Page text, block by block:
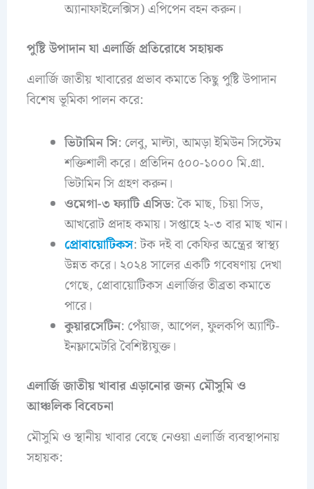
অ্যানাফাইলেক্সিস) এপিপেন বহন করুন।
পুষ্টি উপাদান যা এলার্জি প্রতিরোধে সহায়ক
এলার্জি জাতীয় খাবারের প্রভাব কমাতে কিছু পুষ্টি উপাদান
বিশেষ ভূমিকা পালন করে:
ভিটামিন সি: লেবু, মাল্টা, আমড়া ইমিউন সিস্টেম
শক্তিশালী করে। প্রতিদিন ৫০০-১০০০ মি.গ্রা.
ভিটামিন সি গ্রহণ করুন।
ওমেগা-৩ ফ্যাটি এসিড: কৈ মাছ, চিয়া সিড,
আখরোট প্রদাহ কমায়। সপ্তাহে ২-৩ বার মাছ খান।
প্রোবায়োটিকস: টক দই বা কেফির অন্ত্রের স্বাস্থ্য
উন্নত করে। ২০২৪ সালের একটি গবেষণায় দেখা
গেছে, প্রোবায়োটিকস এলার্জির তীব্রতা কমাতে
পারে।
কুয়ারসেটিন: পেঁয়াজ, আপেল, ফুলকপি অ্যান্টি-
ইনফ্লামেটরি বৈশিষ্ট্যযুক্ত।
এলার্জি জাতীয় খাবার এড়ানোর জন্য মৌসুমি ও
আঞ্চলিক বিবেচনা
মৌসুমি ও স্থানীয় খাবার বেছে নেওয়া এলার্জি ব্যবস্থাপনায়
সহায়ক: